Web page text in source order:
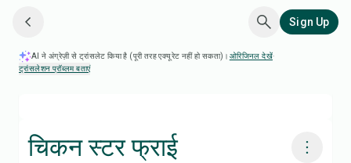
Sign Up
AI ने अंग्रेज़ी से ट्रांसलेट किया है (पूरी तरह एक्यूरेट नहीं हो सकता)। ओरिजिनल देखें·
ट्रांसलेशन प्रॉब्लम बताएं
चिकन स्टर फ्राई